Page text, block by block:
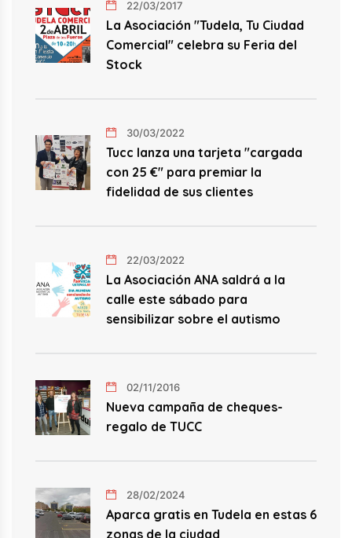
22/03/2017
La Asociación "Tudela, Tu Ciudad
Comercial" celebra su Feria del
Stock
30/03/2022
Tucc lanza una tarjeta "cargada
con 25 €" para premiar la
fidelidad de sus clientes
22/03/2022
La Asociación ANA saldrá a la
calle este sábado para
sensibilizar sobre el autismo
02/11/2016
Nueva campaña de cheques-
regalo de TUCC
28/02/2024
Aparca gratis en Tudela en estas 6
zonas de la ciudad